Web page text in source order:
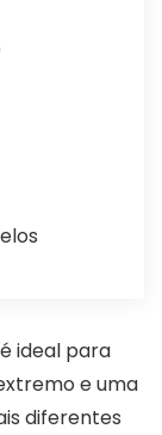
é ideal para
e uma
diferentes